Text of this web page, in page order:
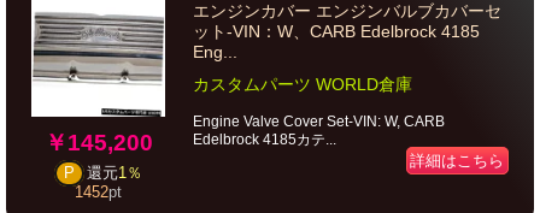
￥145,200
P 還元1％
1452pt
エンジンカバー エンジンバルブカバーセ
ット-VIN：W、CARB Edelbrock 4185
Eng...
カスタムパーツ WORLD倉庫
Engine Valve Cover Set-VIN: W, CARB
Edelbrock 4185カテ...
詳細はこちら